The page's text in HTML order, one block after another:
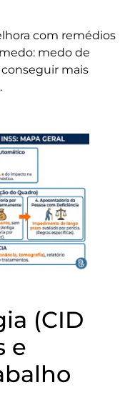
com remédios
medo de
mais
(CID
e